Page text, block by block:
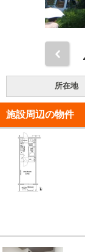
所在地
施設周辺の物件